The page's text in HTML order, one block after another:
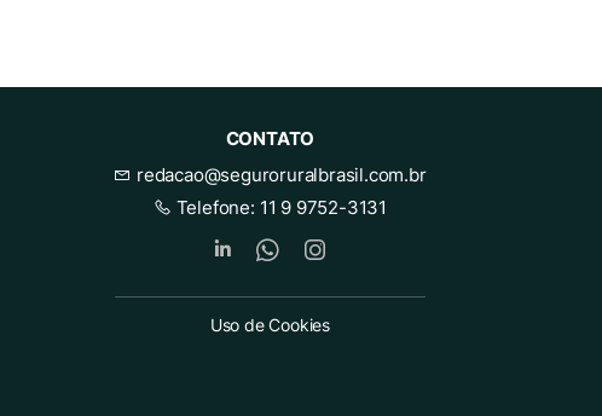
CONTATO
redacao@seguroruralbrasil.com.br
Telefone: 11 9 9752-3131
Uso de Cookies